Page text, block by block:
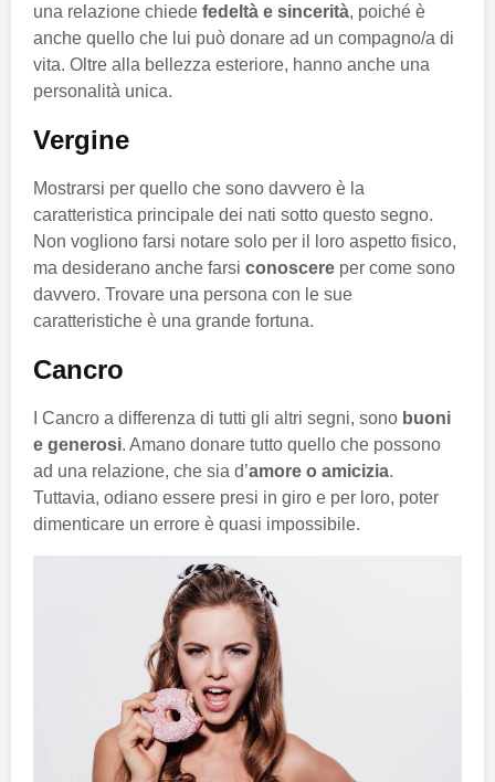
una relazione chiede fedeltà e sincerità, poiché è
anche quello che lui può donare ad un compagno/a di
vita. Oltre alla bellezza esteriore, hanno anche una
personalità unica.
Vergine
Mostrarsi per quello che sono davvero è la
caratteristica principale dei nati sotto questo segno.
Non vogliono farsi notare solo per il loro aspetto fisico,
ma desiderano anche farsi conoscere per come sono
davvero. Trovare una persona con le sue
caratteristiche è una grande fortuna.
Cancro
I Cancro a differenza di tutti gli altri segni, sono buoni
e generosi. Amano donare tutto quello che possono
ad una relazione, che sia d’amore o amicizia.
Tuttavia, odiano essere presi in giro e per loro, poter
dimenticare un errore è quasi impossibile.